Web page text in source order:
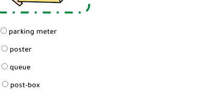
parking meter
poster
queue
post-box